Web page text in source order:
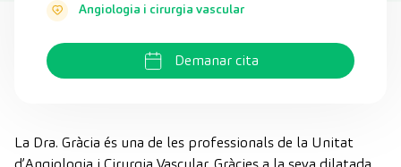
Angiologia i cirurgia vascular
Demanar cita
La Dra. Gràcia és una de les professionals de la Unitat